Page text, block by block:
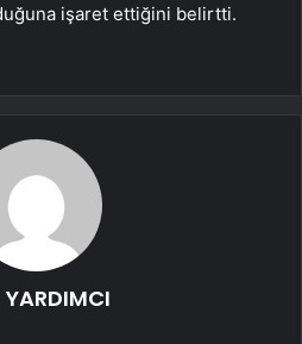
işaret ettiğini belirtti.
YARDIMCI